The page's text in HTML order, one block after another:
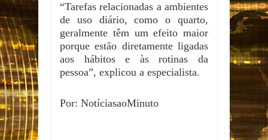
“Tarefas relacionadas a ambientes
de uso diário, como o quarto,
geralmente têm um efeito maior
porque estão diretamente ligadas
aos hábitos e às rotinas da
pessoa”, explicou a especialista.
Por: NotíciasaoMinuto